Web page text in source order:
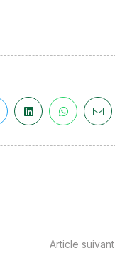
Article suivant